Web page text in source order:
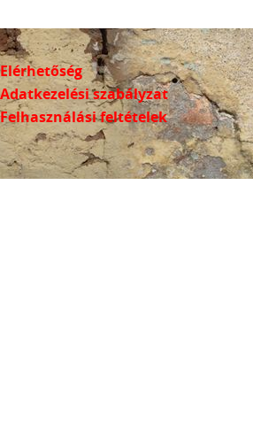
Elérhetőség
Adatkezelési szabályzat
Felhasználási feltételek